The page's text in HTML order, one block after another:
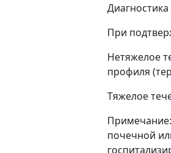
При
Нетяжелое
профиля
Тяжелое
почечной